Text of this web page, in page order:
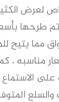
لعرض
تم طرحها
مما يتيح
مناسبه ،
الاستماع